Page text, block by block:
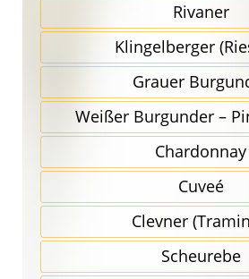
Rivaner
Klingel­berger
Grauer
Weißer Burgunder –
Chardonnay
Cuveé
Clevner
Scheurebe